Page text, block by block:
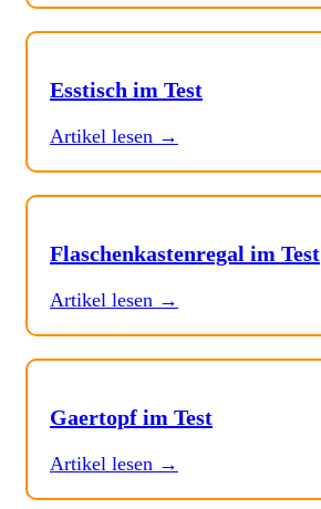
Esstisch im Test
Artikel lesen →
Flaschenkastenregal im Test
Artikel lesen →
Gaertopf im Test
Artikel lesen →